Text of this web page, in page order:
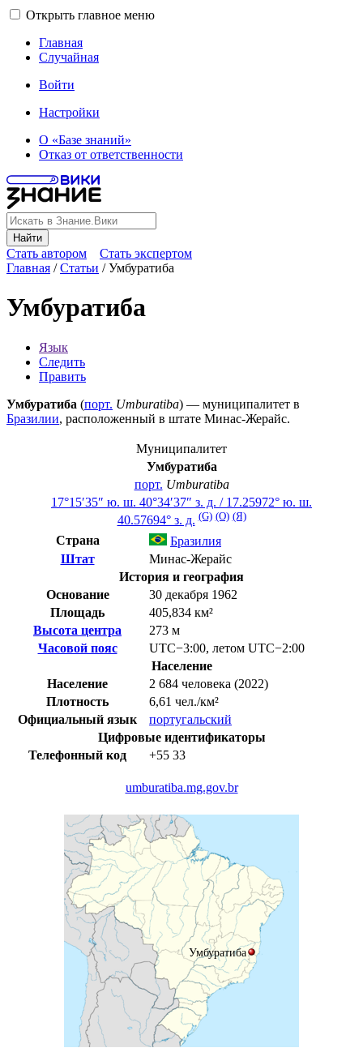
Открыть главное меню
Главная
Случайная
Войти
Настройки
О «Базе знаний»
Отказ от ответственности
Найти
Стать автором
Стать экспертом
Главная /Статьи /Умбуратиба
Умбуратиба
Язык
Следить
Править
Умбуратиба (порт. Umburatiba) — муниципалитет в
Бразилии, расположенный в штате Минас-Жерайс.
Муниципалитет
Умбуратиба
порт. Umburatiba
17°15′35″ ю. ш. 40°34′37″ з. д. / 17.25972° ю. ш.
40.57694° з. д. (G) (O) (Я)
Страна
Бразилия
Штат
Минас-Жерайс
История и география
Основание
30 декабря 1962
Площадь
405,834 км²
Высота центра
273 м
Часовой пояс
UTC−3:00, летом UTC−2:00
Население
Население
2 684 человека (2022)
Плотность
6,61 чел./км²
Официальный язык
португальский
Цифровые идентификаторы
Телефонный код
+55 33
umburatiba.mg.gov.br
Умбуратиба